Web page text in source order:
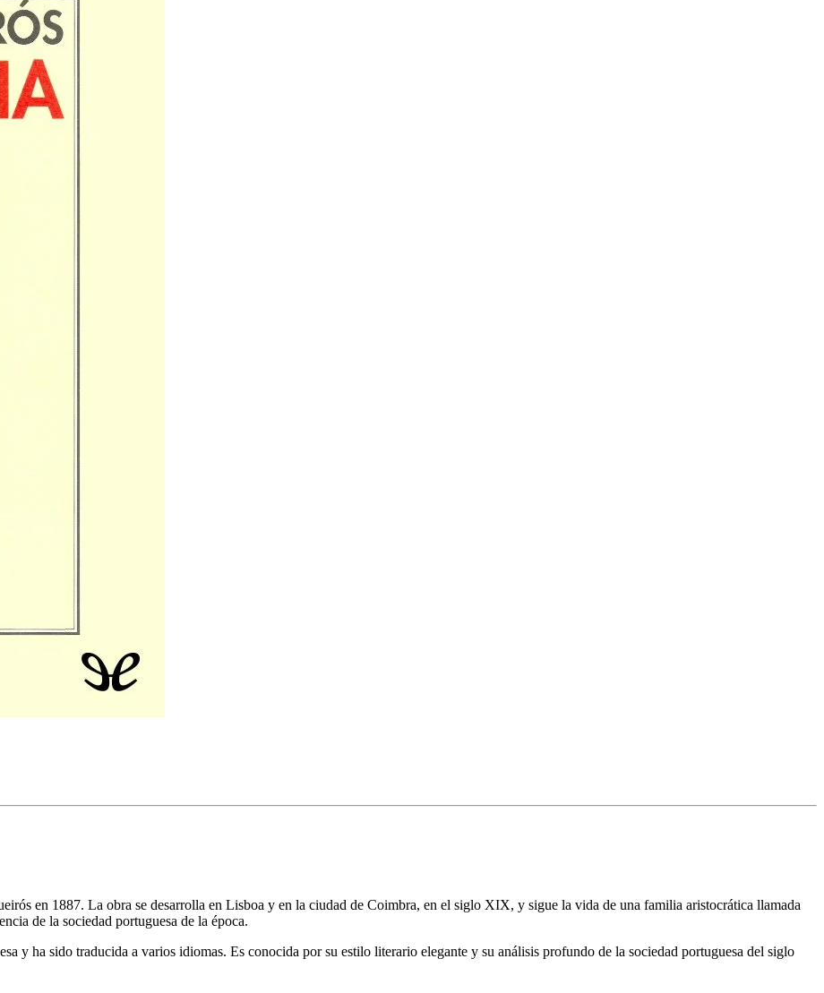
en 1887. La obra se desarrolla en Lisboa y en la ciudad de Coimbra, en el siglo XIX, y sigue la vida de una familia aristocrática llamada
de la sociedad portuguesa de la época.
y ha sido traducida a varios idiomas. Es conocida por su estilo literario elegante y su análisis profundo de la sociedad portuguesa del siglo